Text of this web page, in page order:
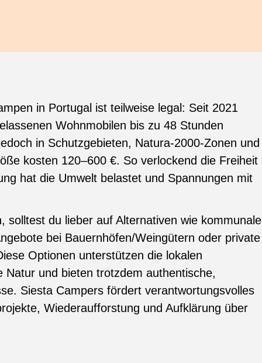
in Portugal ist teilweise legal: Seit 2021
Wohnmobilen bis zu 48 Stunden
in Schutzgebieten, Natura-2000-Zonen und
kosten 120–600 €. So verlockend die Freiheit
hat die Umwelt belastet und Spannungen mit
solltest du lieber auf Alternativen wie kommunale
bei Bauernhöfen/Weingütern oder private
Optionen unterstützen die lokalen
Natur und bieten trotzdem authentische,
Siesta Campers fördert verantwortungsvolles
Wiederaufforstung und Aufklärung über